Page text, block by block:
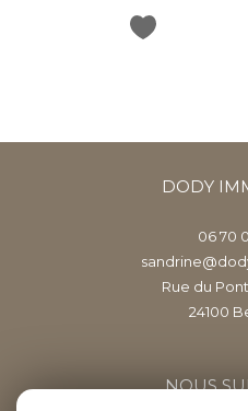
DODY
06 70
Rue du
24100
NOUS